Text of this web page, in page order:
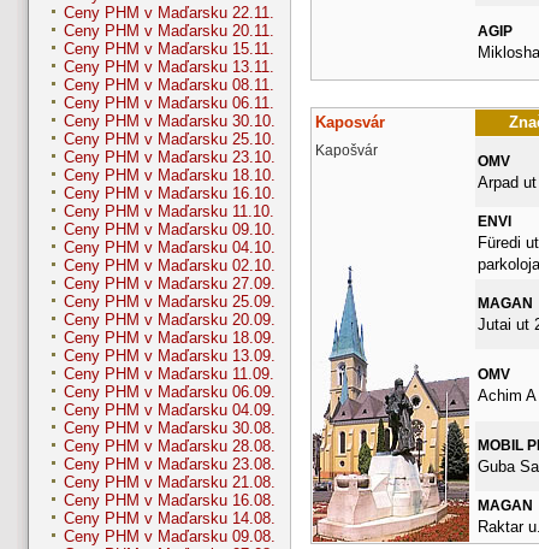
Ceny PHM v Maďarsku 22.11.
Ceny PHM v Maďarsku 20.11.
Ceny PHM v Maďarsku 15.11.
Ceny PHM v Maďarsku 13.11.
Ceny PHM v Maďarsku 08.11.
Ceny PHM v Maďarsku 06.11.
Ceny PHM v Maďarsku 30.10.
Ceny PHM v Maďarsku 25.10.
Ceny PHM v Maďarsku 23.10.
Ceny PHM v Maďarsku 18.10.
Ceny PHM v Maďarsku 16.10.
Ceny PHM v Maďarsku 11.10.
Ceny PHM v Maďarsku 09.10.
Ceny PHM v Maďarsku 04.10.
Ceny PHM v Maďarsku 02.10.
Ceny PHM v Maďarsku 27.09.
Ceny PHM v Maďarsku 25.09.
Ceny PHM v Maďarsku 20.09.
Ceny PHM v Maďarsku 18.09.
Ceny PHM v Maďarsku 13.09.
Ceny PHM v Maďarsku 11.09.
Ceny PHM v Maďarsku 06.09.
Ceny PHM v Maďarsku 04.09.
Ceny PHM v Maďarsku 30.08.
Ceny PHM v Maďarsku 28.08.
Ceny PHM v Maďarsku 23.08.
Ceny PHM v Maďarsku 21.08.
Ceny PHM v Maďarsku 16.08.
Ceny PHM v Maďarsku 14.08.
Ceny PHM v Maďarsku 09.08.
AGIP
Kaposvár
Kapošvár
OMV
Arpad ut
ENVI
Füredi
MAGAN
Jutai ut
OMV
Achim A
MOBIL
Guba
MAGAN
Raktar